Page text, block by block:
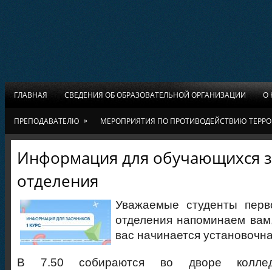
ГЛАВНАЯ СВЕДЕНИЯ ОБ ОБРАЗОВАТЕЛЬНОЙ ОРГАНИЗАЦИИ О
ПРЕПОДАВАТЕЛЮ » МЕРОПРИЯТИЯ ПО ПРОТИВОДЕЙСТВИЮ
Информация для обучающихся
отделения
Уважаемые студенты
отделения напоминаем
вас начинается
В 7.50 собираются во дворе